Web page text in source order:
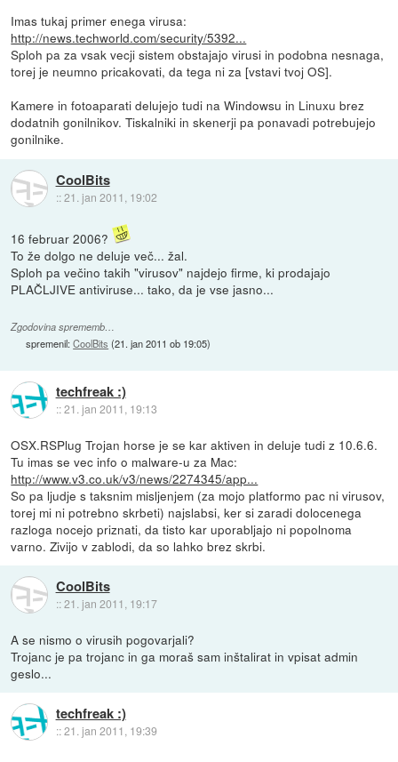
Imas tukaj primer enega virusa:
http://news.techworld.com/security/5392...
Sploh pa za vsak vecji sistem obstajajo virusi in podobna nesnaga,
torej je neumno pricakovati, da tega ni za [vstavi tvoj OS].
Kamere in fotoaparati delujejo tudi na Windowsu in Linuxu brez
dodatnih gonilnikov. Tiskalniki in skenerji pa ponavadi potrebujejo
gonilnike.
CoolBits
::21. jan 2011, 19:02
16 februar 2006?
To že dolgo ne deluje več... žal.
Sploh pa večino takih "virusov" najdejo firme, ki prodajajo
PLAČLJIVE antiviruse... tako, da je vse jasno...
Zgodovina sprememb…
spremenil:CoolBits (21. jan 2011 ob 19:05)
techfreak :)
::21. jan 2011, 19:13
OSX.RSPlug Trojan horse je se kar aktiven in deluje tudi z 10.6.6.
Tu imas se vec info o malware-u za Mac:
http://www.v3.co.uk/v3/news/2274345/app...
So pa ljudje s taksnim misljenjem (za mojo platformo pac ni virusov,
torej mi ni potrebno skrbeti) najslabsi, ker si zaradi dolocenega
razloga nocejo priznati, da tisto kar uporabljajo ni popolnoma
varno. Zivijo v zablodi, da so lahko brez skrbi.
CoolBits
::21. jan 2011, 19:17
A se nismo o virusih pogovarjali?
Trojanc je pa trojanc in ga moraš sam inštalirat in vpisat admin
geslo...
techfreak :)
::21. jan 2011, 19:39